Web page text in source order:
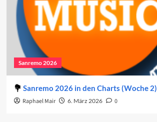
Sanremo 2026
Sanremo 2026 in den Charts (Woche 2)
Raphael Mair 6. März 2026 0